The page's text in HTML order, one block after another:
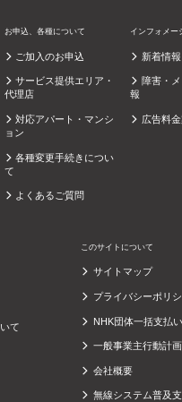
お申込、各種について
ご加入のお申込
サービス提供エリア・
代理店
対応アパート・マンシ
ョン
各種変更手続きについ
て
よくあるご質問
インフォメー
新着情報
障害・
報
広告料
て
このサイトについて
サイトマップ
プライバシーポリ
NHK団体一括支払い
一般事業主行動計画
会社概要
無線システム普及